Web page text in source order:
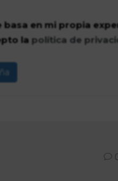
basa en mi propia
la política de